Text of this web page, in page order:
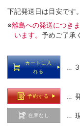
下記発送日は目安です。
※離島への発送につき
います。 予めご了承
カートに入
れる
… 3
予約する …
在庫なし …